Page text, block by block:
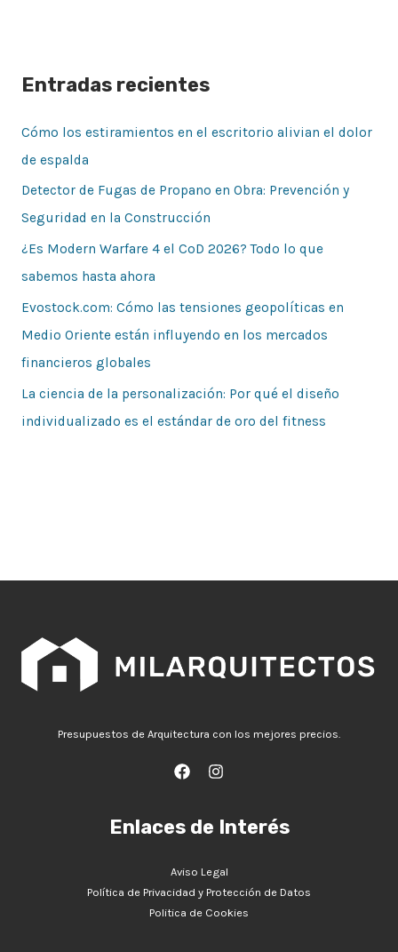
Entradas recientes
Cómo los estiramientos en el escritorio alivian el dolor
de espalda
Detector de Fugas de Propano en Obra: Prevención y
Seguridad en la Construcción
¿Es Modern Warfare 4 el CoD 2026? Todo lo que
sabemos hasta ahora
Evostock.com: Cómo las tensiones geopolíticas en
Medio Oriente están influyendo en los mercados
financieros globales
La ciencia de la personalización: Por qué el diseño
individualizado es el estándar de oro del fitness
Presupuestos de Arquitectura con los mejores precios.
Enlaces de Interés
Aviso Legal
Política de Privacidad y Protección de Datos
Politica de Cookies